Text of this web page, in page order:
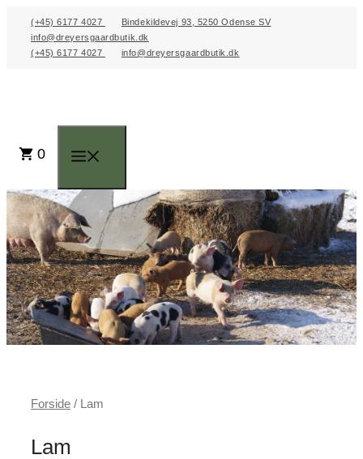
indhold
(+45) 6177 4027
Bindekildevej 93, 5250 Odense SV
info@dreyersgaardbutik.dk
(+45) 6177 4027
info@dreyersgaardbutik.dk
0
Forside / Lam
Lam